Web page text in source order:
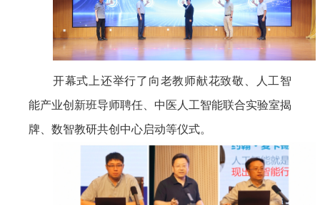
开幕式上还举行了向老教师献花致敬、人工智
能产业创新班导师聘任、中医人工智能联合实验室揭
牌、数智教研共创中心启动等仪式。